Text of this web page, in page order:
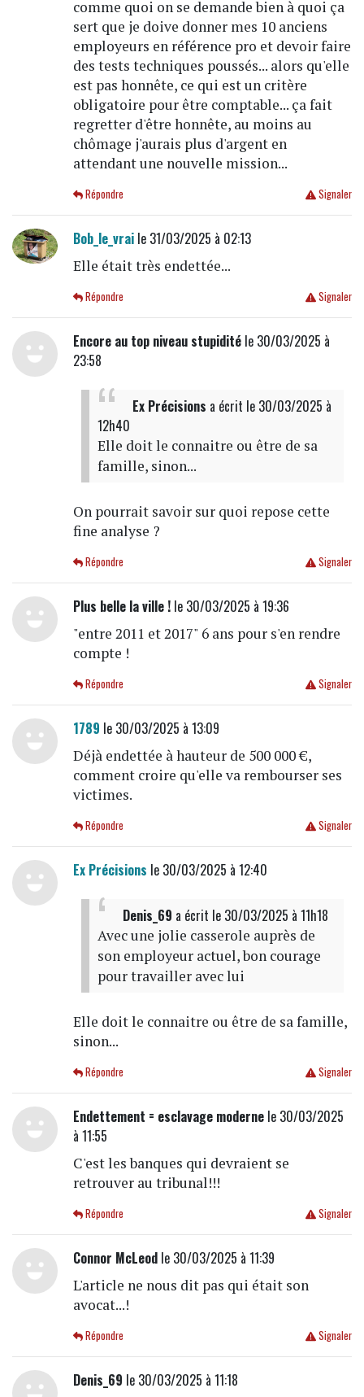
comme quoi on se demande bien à quoi ça
sert que je doive donner mes 10 anciens
employeurs en référence pro et devoir faire
des tests techniques poussés... alors qu'elle
est pas honnête, ce qui est un critère
obligatoire pour être comptable... ça fait
regretter d'être honnête, au moins au
chômage j'aurais plus d'argent en
attendant une nouvelle mission...
Signaler
Répondre
Bob_le_vraile 31/03/2025 à 02:13
Elle était très endettée...
Signaler
Répondre
Encore au top niveau stupiditéle 30/03/2025 à
23:58
Ex Précisions a écrit le 30/03/2025 à
12h40
Elle doit le connaitre ou être de sa
famille, sinon...
On pourrait savoir sur quoi repose cette
fine analyse ?
Signaler
Répondre
Plus belle la ville !le 30/03/2025 à 19:36
"entre 2011 et 2017" 6 ans pour s'en rendre
compte !
Signaler
Répondre
1789 le 30/03/2025 à 13:09
Déjà endettée à hauteur de 500 000 €,
comment croire qu'elle va rembourser ses
victimes.
Signaler
Répondre
Ex Précisions le 30/03/2025 à 12:40
Denis_69 a écrit le 30/03/2025 à 11h18
Avec une jolie casserole auprès de
son employeur actuel, bon courage
pour travailler avec lui
Elle doit le connaitre ou être de sa famille,
sinon...
Signaler
Répondre
Endettement = esclavage modernele 30/03/2025
à 11:55
C'est les banques qui devraient se
retrouver au tribunal!!!
Signaler
Répondre
Connor McLeodle 30/03/2025 à 11:39
L'article ne nous dit pas qui était son
avocat...!
Signaler
Répondre
Denis_69 le 30/03/2025 à 11:18